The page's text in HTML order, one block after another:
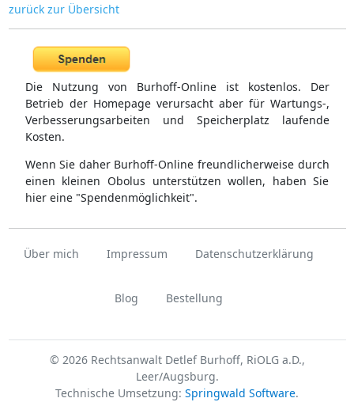
zurück zur Übersicht
Die Nutzung von Burhoff-Online ist kostenlos. Der
Betrieb der Homepage verursacht aber für Wartungs-,
Verbesserungsarbeiten und Speicherplatz laufende
Kosten.
Wenn Sie daher Burhoff-Online freundlicherweise durch
einen kleinen Obolus unterstützen wollen, haben Sie
hier eine "Spendenmöglichkeit".
Über mich Impressum Datenschutzerklärung
Blog Bestellung
© 2026 Rechtsanwalt Detlef Burhoff, RiOLG a.D.,
Leer/Augsburg.
Technische Umsetzung: Springwald Software.